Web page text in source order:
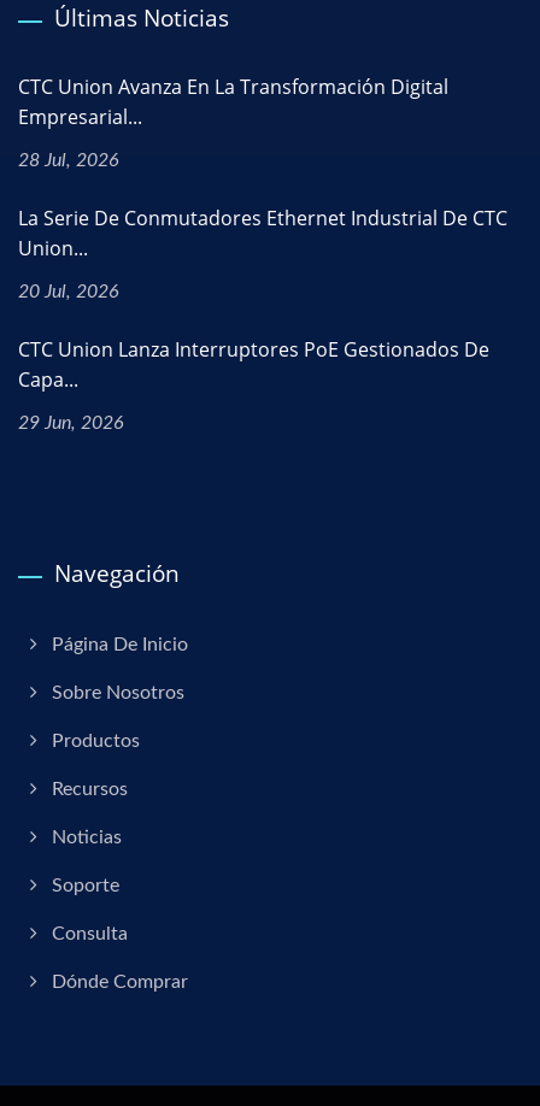
Últimas Noticias
CTC Union Avanza En La Transformación Digital
Empresarial...
28 Jul, 2026
La Serie De Conmutadores Ethernet Industrial De CTC
Union...
20 Jul, 2026
CTC Union Lanza Interruptores PoE Gestionados De
Capa...
29 Jun, 2026
Navegación
Página De Inicio
Sobre Nosotros
Productos
Recursos
Noticias
Soporte
Consulta
Dónde Comprar